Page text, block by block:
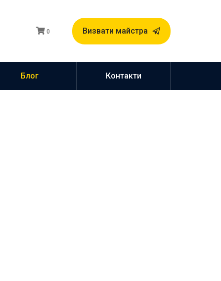
0 Визвати майстра
Блог Контакти